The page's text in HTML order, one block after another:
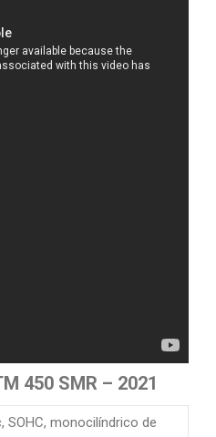
450 SMR – 2021
SOHC, monocilíndrico de